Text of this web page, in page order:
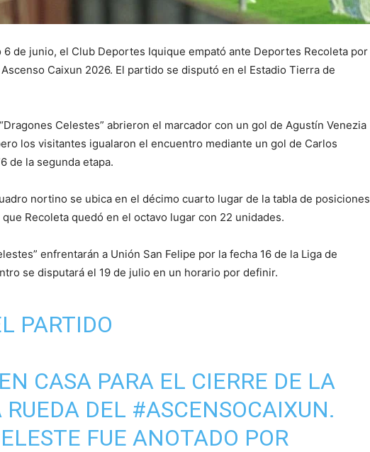
6 de junio, el Club Deportes Iquique empató ante Deportes Recoleta por
Caixun 2026. El partido se disputó en el Estadio Tierra de
Celestes” abrieron el marcador con un gol de Agustín Venezia
los visitantes igualaron el encuentro mediante un gol de Carlos
de la segunda etapa.
nortino se ubica en el décimo cuarto lugar de la tabla de posiciones
Recoleta quedó en el octavo lugar con 22 unidades.
enfrentarán a Unión San Felipe por la fecha 16 de la Liga de
se disputará el 19 de julio en un horario por definir.
PARTIDO
CASA PARA EL CIERRE DE LA
DEL #ASCENSOCAIXUN.
FUE ANOTADO POR